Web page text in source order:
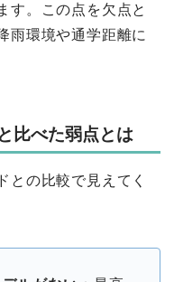
す。この点を欠点と
雨環境や通学距離に
べた弱点とは
との比較で見えてく